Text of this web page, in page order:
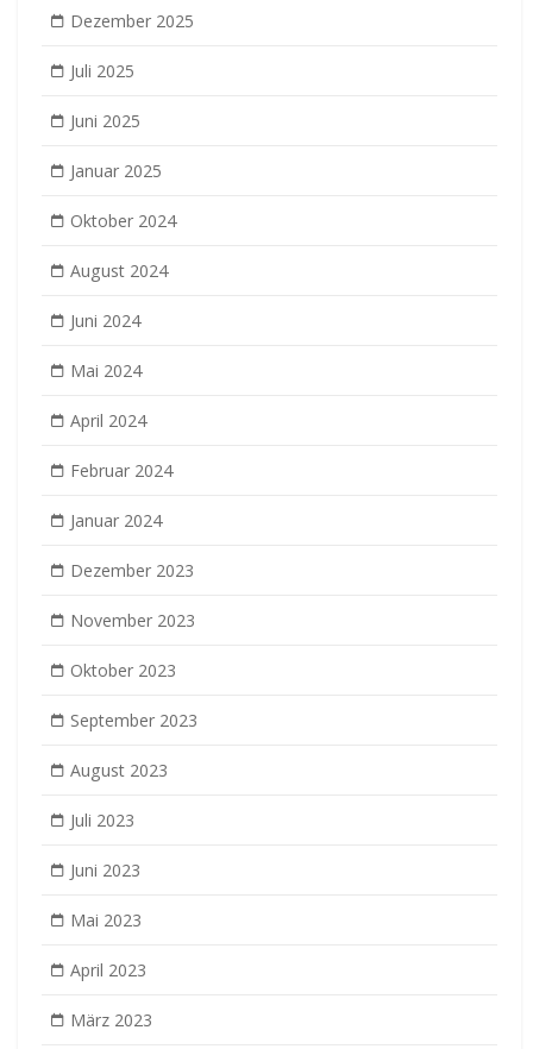
Dezember 2025
Juli 2025
Juni 2025
Januar 2025
Oktober 2024
August 2024
Juni 2024
Mai 2024
April 2024
Februar 2024
Januar 2024
Dezember 2023
November 2023
Oktober 2023
September 2023
August 2023
Juli 2023
Juni 2023
Mai 2023
April 2023
März 2023